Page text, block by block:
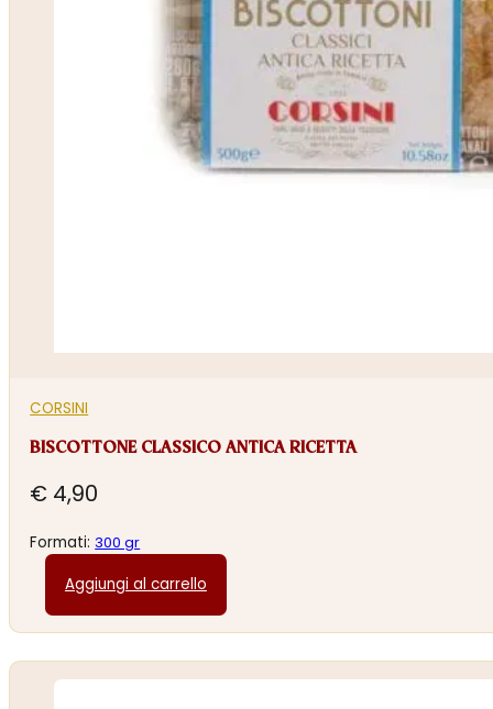
CORSINI
BISCOTTONE CLASSICO ANTICA RICETTA
€ 4,90
Formati:300 gr
Aggiungi al carrello